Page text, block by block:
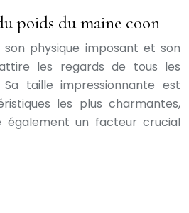
poids du maine coon
son physique imposant et son
les regards de tous les
taille impressionnante est
les plus charmantes,
également un facteur crucial